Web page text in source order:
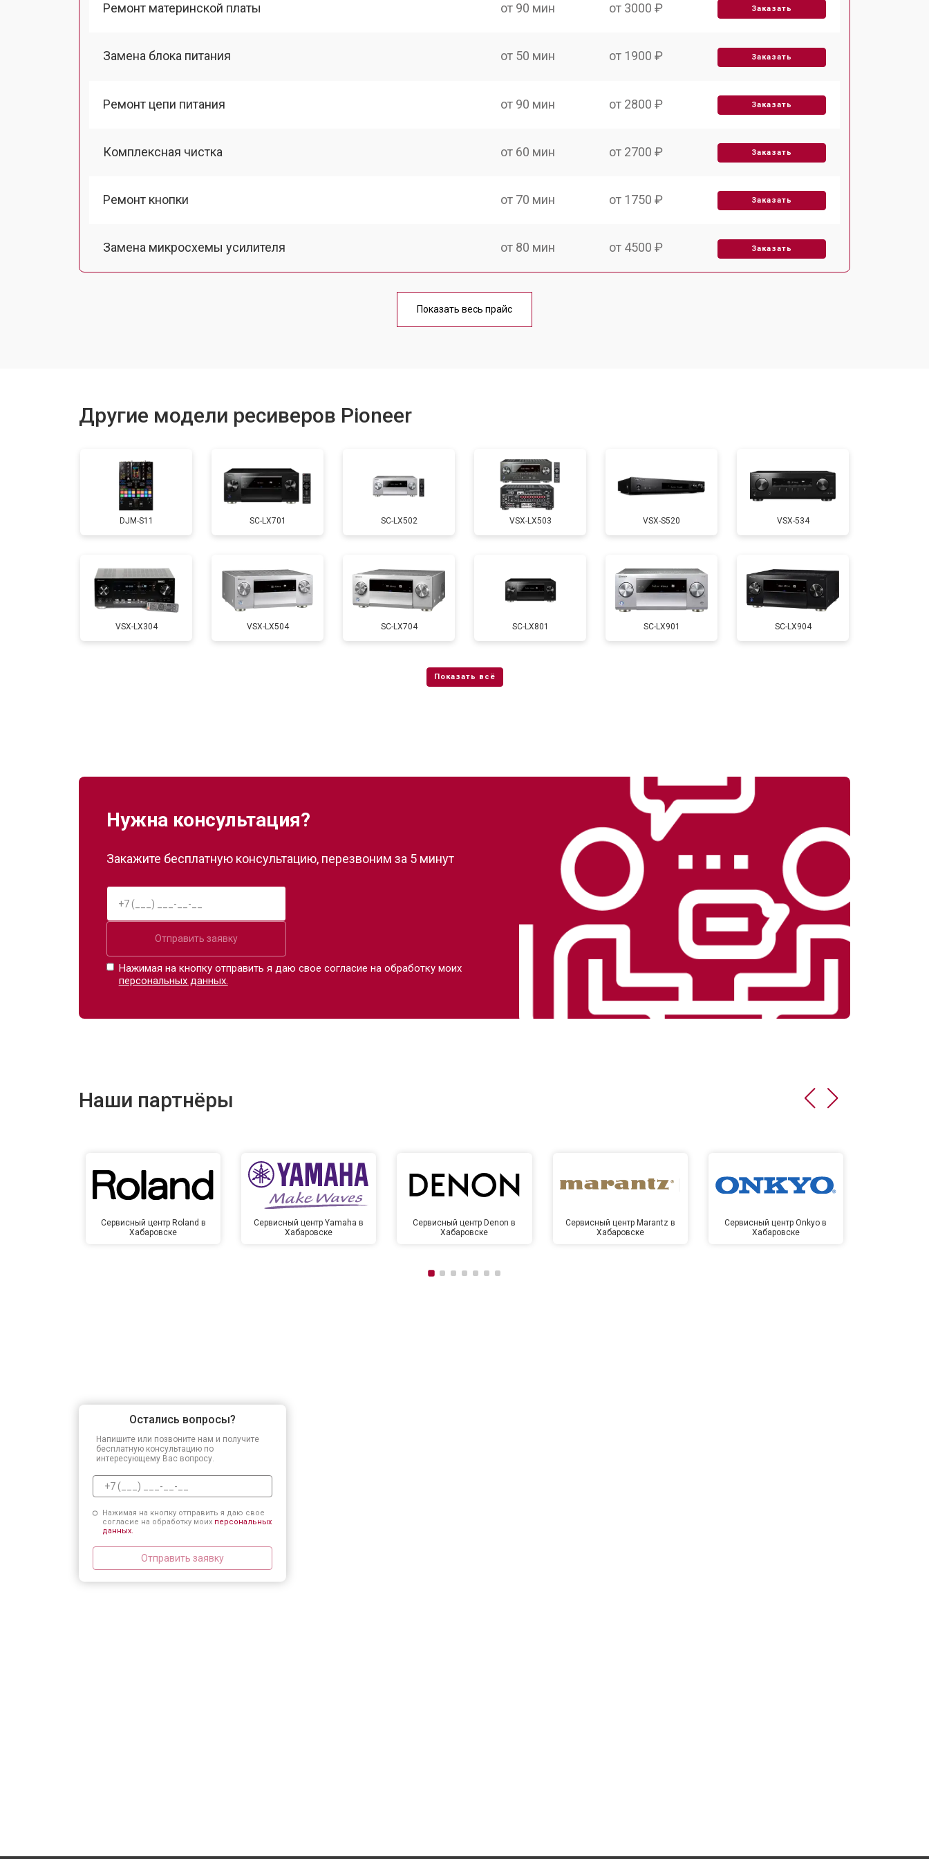
Ремонт материнской платы от 90 мин от 3000 ₽ Заказать
Замена блока питания от 50 мин от 1900 ₽ Заказать
Ремонт цепи питания от 90 мин от 2800 ₽ Заказать
Комплексная чистка от 60 мин от 2700 ₽ Заказать
Ремонт кнопки от 70 мин от 1750 ₽ Заказать
Замена микросхемы усилителя от 80 мин от 4500 ₽ Заказать
Показать весь прайс
Другие модели ресиверов Pioneer
DJM-S11 SC-LX701 SC-LX502 VSX-LX503 VSX-S520 VSX-534
VSX-LX304 VSX-LX504 SC-LX704 SC-LX801 SC-LX901 SC-LX904
Нужна консультация?
Закажите бесплатную консультацию, перезвоним за 5 минут
Отправить заявку
Нажимая на кнопку отправить я даю свое согласие на обработку моих
персональных данных.
Наши партнёры
Сервисный центр Roland в
Хабаровске
Сервисный центр Yamaha в
Хабаровске
Сервисный центр Denon в
Хабаровске
Сервисный центр Marantz в
Хабаровске
Сервисный центр Onkyo в
Хабаровске
Остались вопросы?
Напишите или позвоните нам и получите
бесплатную консультацию по
интересующему Вас вопросу.
Нажимая на кнопку отправить я даю свое
согласие на обработку моих персональных
данных.
Отправить заявку